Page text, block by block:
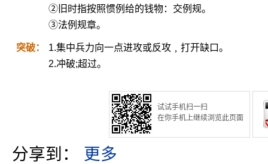
②旧时指按照惯例给的钱物：交例规。
③法例规章。
突破：
1.集中兵力向一点进攻或反攻﹐打开缺口。
2.冲破;超过。
试试手机扫一扫
在你手机上继续浏览此页面
分享到： 更多